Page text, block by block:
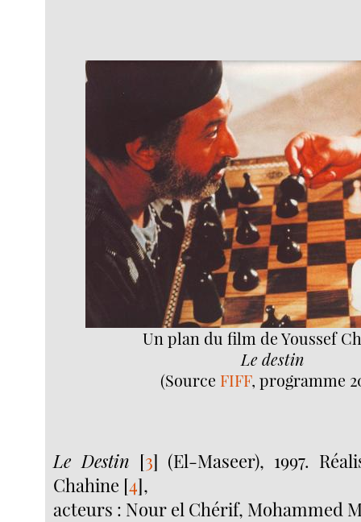
Un plan du film de Youssef
Le destin
(Source FIFF, programme
Le Destin [3] (El-Maseer), 1997.
Chahine [4],
acteurs : Nour el Chérif, Mohammed